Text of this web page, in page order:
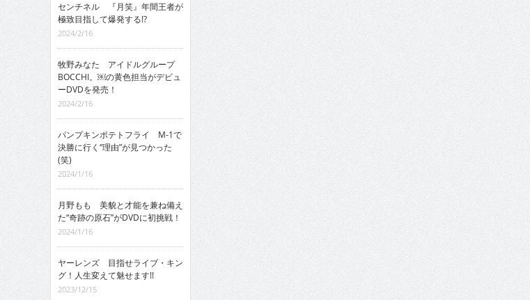
センチネル 『月笑』年間王者が
極致目指して爆発する!?
2024/2/16
牧野みなた アイドルグループ
BOCCHI。￼の黄色担当がデビュ
ーDVDを発売！
2024/2/16
パンプキンポテトフライ M-1で
決勝に行く“理由”が見つかった
(笑)
2024/1/16
月野もも 美貌と才能を兼ね備え
た“奇跡の原石”がDVDに初挑戦！
2024/1/16
ヤーレンズ 目指せライブ・キン
グ！人生変えて魅せます!!
2023/12/15